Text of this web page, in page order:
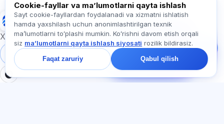
Exalify
Xalqaro til imtihonlariga tayyorgarlik
Tizimga kirish
Ro‘yxatdan o‘tish
Bizga yozing!
Tariflar, imtihonlar yoki
nimadan boshlash
haqida so‘rang —
chatda bir daqiqa ichida
javob beramiz.
Cookie-fayllar va maʼlumotlarni qayta ishlash
Sayt cookie-fayllardan foydalanadi va xizmatni ishlatish
hamda yaxshilash uchun anonimlashtirilgan texnik
maʼlumotlarni toʻplashi mumkin. Koʻrishni davom etish orqali
siz maʼlumotlarni qayta ishlash siyosati rozilik bildirasiz.
Faqat zaruriy Qabul qilish